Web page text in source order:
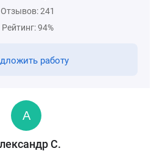
Отзывов: 241
Рейтинг: 94%
работу
С.